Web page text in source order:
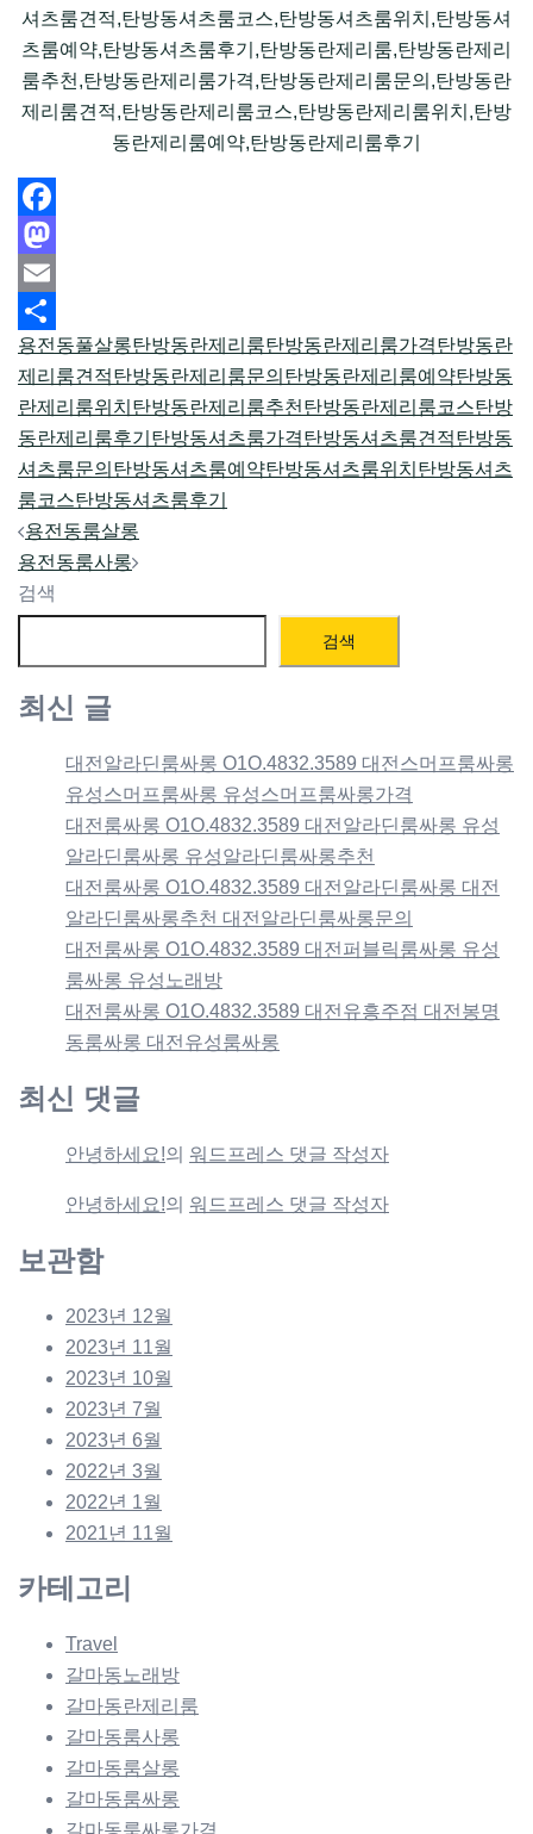
셔츠룸견적,탄방동셔츠룸코스,탄방동셔츠룸위치,탄방동셔
츠룸예약,탄방동셔츠룸후기,탄방동란제리룸,탄방동란제리
룸추천,탄방동란제리룸가격,탄방동란제리룸문의,탄방동란
제리룸견적,탄방동란제리룸코스,탄방동란제리룸위치,탄방
동란제리룸예약,탄방동란제리룸후기
Facebook
Mastodon
Email
Share
용전동풀살롱탄방동란제리룸탄방동란제리룸가격탄방동란
제리룸견적탄방동란제리룸문의 탄방동란제리룸예약탄방동
란제리룸위치 탄방동란제리룸추천 탄방동란제리룸코스탄방
동란제리룸후기 탄방동셔츠룸가격탄방동셔츠룸견적탄방동
셔츠룸문의 탄방동셔츠룸예약탄방동셔츠룸위치 탄방동셔츠
룸코스탄방동셔츠룸후기
Post
navigation
용전동룸살롱
용전동룸사롱
검색
검색
최신 글
대전알라딘룸싸롱 O1O.4832.3589 대전스머프룸싸롱
유성스머프룸싸롱 유성스머프룸싸롱가격
대전룸싸롱 O1O.4832.3589 대전알라딘룸싸롱 유성
알라딘룸싸롱 유성알라딘룸싸롱추천
대전룸싸롱 O1O.4832.3589 대전알라딘룸싸롱 대전
알라딘룸싸롱추천 대전알라딘룸싸롱문의
대전룸싸롱 O1O.4832.3589 대전퍼블릭룸싸롱 유성
룸싸롱 유성노래방
대전룸싸롱 O1O.4832.3589 대전유흥주점 대전봉명
동룸싸롱 대전유성룸싸롱
최신 댓글
안녕하세요!의 워드프레스 댓글 작성자
안녕하세요!의 워드프레스 댓글 작성자
보관함
2023년 12월
2023년 11월
2023년 10월
2023년 7월
2023년 6월
2022년 3월
2022년 1월
2021년 11월
카테고리
Travel
갈마동노래방
갈마동란제리룸
갈마동룸사롱
갈마동룸살롱
갈마동룸싸롱